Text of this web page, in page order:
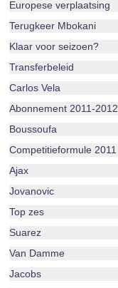
Europese verplaatsing
Terugkeer Mbokani
Klaar voor seizoen?
Transferbeleid
Carlos Vela
Abonnement 2011-2012
Boussoufa
Competitieformule 2011
Ajax
Jovanovic
Top zes
Suarez
Van Damme
Jacobs